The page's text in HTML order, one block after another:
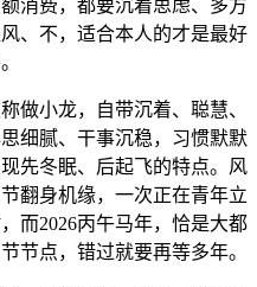
消费，都要沉着思虑、多方
、不，适合本人的才是最好
小龙，自带沉着、聪慧、
细腻、干事沉稳，习惯默默
先冬眠、后起飞的特点。风
翻身机缘，一次正在青年立
而2026丙午马年，恰是大都
节点，错过就要再等多年。